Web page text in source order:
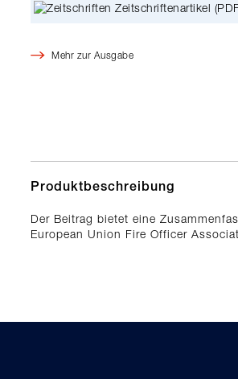
Zeitschriftenartikel
Mehr zur Ausgabe
Produktbeschreibung
Der Beitrag bietet eine
European Union Fire Officer